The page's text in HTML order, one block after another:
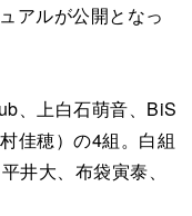
アルが公開となっ
、上白石萌音、BiS
佳穂）の4組。白組
井大、布袋寅泰、